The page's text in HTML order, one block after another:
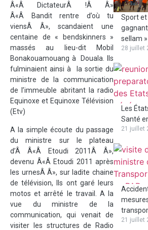
Â«Â DictateurÂ !Â Â»
Â«Â Bandit rentre d’où tu
viensÂ Â», scandaient une
centaine de « bendskinners »
massés au lieu-dit Mobil
Bonakouamouang à Douala. Ils
fulminaient ainsi à la sortie du
ministre de la communication
de l’immeuble abritant la radio
Equinoxe et Equinoxe Télévision
(Etv)
A la simple écoute du passage
du ministre sur le plateau
d’Â Â«Â Etoudi 2011Â Â»,
devenu Â«Â Etoudi 2011 après
les urnesÂ Â», sur ladite chaine
de télévision, Ils ont garé leurs
motos et arrêté le travail. A la
vue du ministre de la
communication, qui venait de
visiter les structures de Radio
Sport et
sellam »
28 juillet
Les
Santé
21 juillet
21 juillet